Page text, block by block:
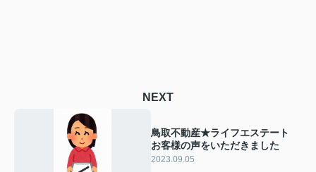
NEXT
鳥取不動産★ライフエステート
お客様の声をいただきました
2023.09.05